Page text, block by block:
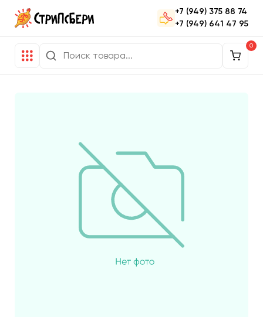
+7 (949) 375 88 74
+7 (949) 641 47 95
0